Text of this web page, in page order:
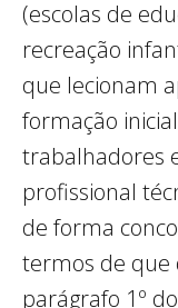
(escolas de
recreação
que lecionam
formação
trabalhadores
profissional
de forma
termos de que
parágrafo 1º